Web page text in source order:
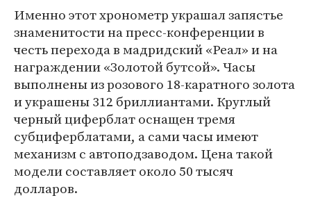
Именно этот хронометр украшал запястье
знаменитости на пресс-конференции в
честь перехода в мадридский «Реал» и на
награждении «Золотой бутсой». Часы
выполнены из розового 18-каратного золота
и украшены 312 бриллиантами. Круглый
черный циферблат оснащен тремя
субциферблатами, а сами часы имеют
механизм с автоподзаводом. Цена такой
модели составляет около 50 тысяч
долларов.